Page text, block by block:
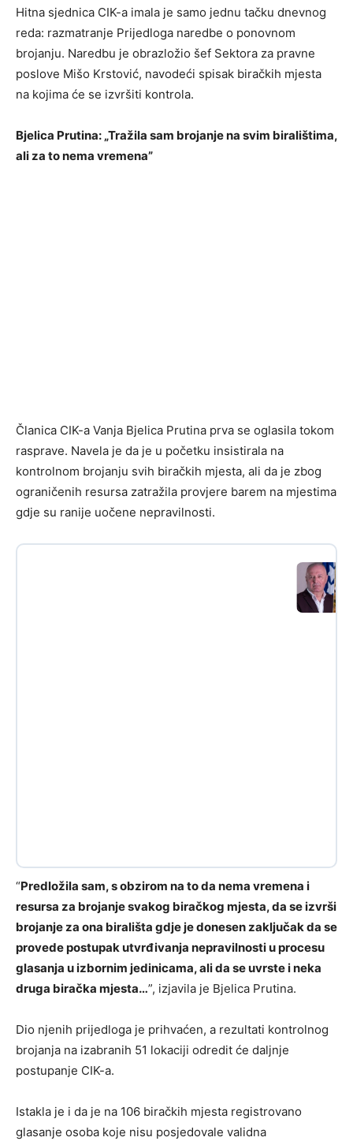
Hitna sjednica CIK-a imala je samo jednu tačku dnevnog
reda: razmatranje Prijedloga naredbe o ponovnom
brojanju. Naredbu je obrazložio šef Sektora za pravne
poslove Mišo Krstović, navodeći spisak biračkih mjesta
na kojima će se izvršiti kontrola.
Bjelica Prutina: „Tražila sam brojanje na svim biralištima,
ali za to nema vremena”
Članica CIK-a Vanja Bjelica Prutina prva se oglasila tokom
rasprave. Navela je da je u početku insistirala na
kontrolnom brojanju svih biračkih mjesta, ali da je zbog
ograničenih resursa zatražila provjere barem na mjestima
gdje su ranije uočene nepravilnosti.
“Predložila sam, s obzirom na to da nema vremena i
resursa za brojanje svakog biračkog mjesta, da se izvrši
brojanje za ona birališta gdje je donesen zaključak da se
provede postupak utvrđivanja nepravilnosti u procesu
glasanja u izbornim jedinicama, ali da se uvrste i neka
druga biračka mjesta…”, izjavila je Bjelica Prutina.
Dio njenih prijedloga je prihvaćen, a rezultati kontrolnog
brojanja na izabranih 51 lokaciji odredit će daljnje
postupanje CIK-a.
Istakla je i da je na 106 biračkih mjesta registrovano
glasanje osoba koje nisu posjedovale validna